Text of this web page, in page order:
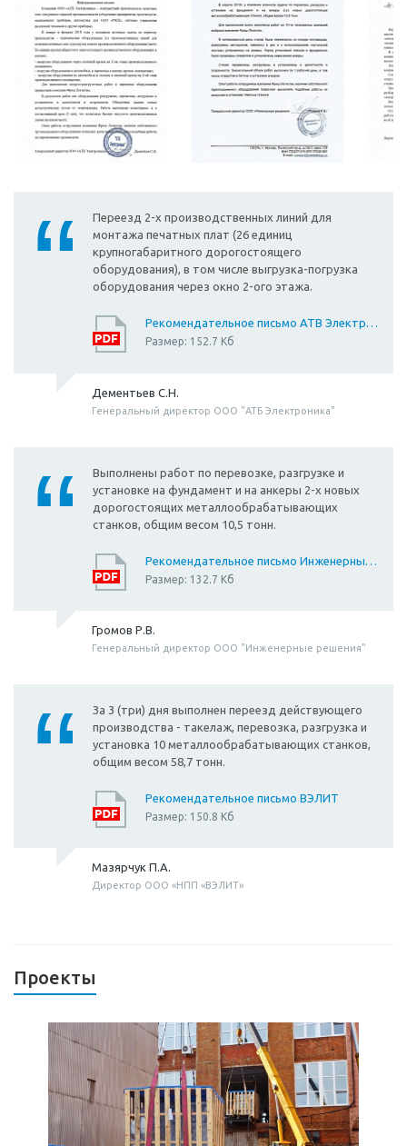
Переезд 2-х производственных линий для
монтажа печатных плат (26 единиц
крупногабаритного дорогостоящего
оборудования), в том числе выгрузка-погрузка
оборудования через окно 2-ого этажа.
Рекомендательное письмо АТВ Электроника 2
Размер: 152.7 Кб
Дементьев С.Н.
Генеральный директор ООО "АТБ Электроника"
Выполнены работ по перевозке, разгрузке и
установке на фундамент и на анкеры 2-х новых
дорогостоящих металлообрабатывающих
станков, общим весом 10,5 тонн.
Рекомендательное письмо Инженерные Решения
Размер: 132.7 Кб
Громов Р.В.
Генеральный директор ООО "Инженерные решения"
За 3 (три) дня выполнен переезд действующего
производства - такелаж, перевозка, разгрузка и
установка 10 металлообрабатывающих станков,
общим весом 58,7 тонн.
Рекомендательное письмо ВЭЛИТ
Размер: 150.8 Кб
Мазярчук П.А.
Директор ООО «НПП «ВЭЛИТ»
Проекты